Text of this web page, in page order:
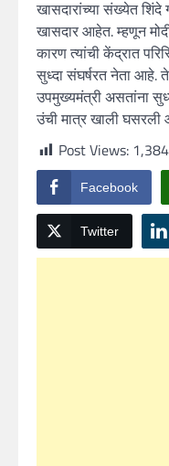
खासदारांच्या संख्येत
खासदार आहेत. म्हणून
कारण त्यांची केंद्रात
सुध्दा संघर्षरत नेता आहे.
उपमुख्यमंत्री असतांना
उंची मात्र खाली घसरली
Post Views: 1,384
Facebook
Twitter